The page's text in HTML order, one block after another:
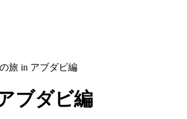
旅 in アブダビ編
ブダビ編